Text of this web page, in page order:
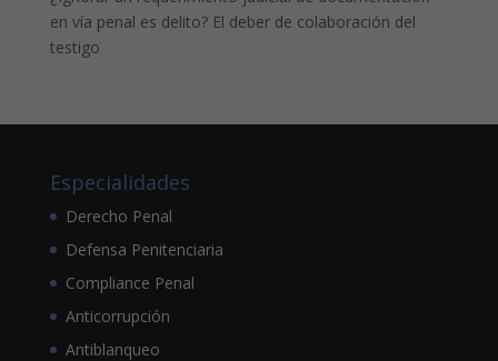
en vía penal es delito? El deber de colaboración del
testigo
Especialidades
Derecho Penal
Defensa Penitenciaria
Compliance Penal
Anticorrupción
Antiblanqueo